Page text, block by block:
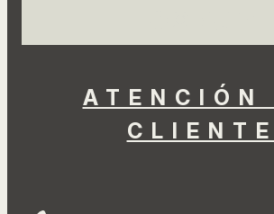
Costes y Gestión Fiscal –
(ADGD114PO)
ATENCIÓN
CLIENTE